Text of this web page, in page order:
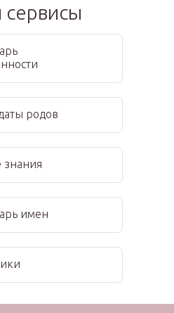
родов
знания
имен